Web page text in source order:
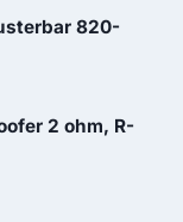
5,699.05 kr..
820-
2 ohm, R-